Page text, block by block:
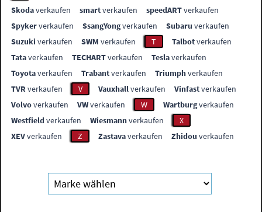
Skodaverkaufen smartverkaufen speedARTverkaufen
Spykerverkaufen SsangYongverkaufen Subaru verkaufen
Suzuki verkaufen SWM verkaufen T Talbotverkaufen
Tataverkaufen TECHARTverkaufen Teslaverkaufen
Toyotaverkaufen Trabantverkaufen Triumphverkaufen
TVR verkaufen V Vauxhallverkaufen Vinfastverkaufen
Volvoverkaufen VWverkaufen W Wartburgverkaufen
Westfieldverkaufen Wiesmannverkaufen
X
XEVverkaufen Z Zastavaverkaufen Zhidou verkaufen